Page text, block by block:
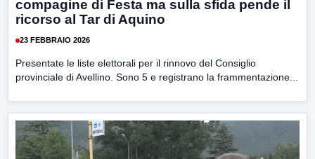
compagine di Festa ma sulla sfida pende il
ricorso al Tar di Aquino
23 FEBBRAIO 2026
Presentate le liste elettorali per il rinnovo del Consiglio
provinciale di Avellino. Sono 5 e registrano la frammentazione...